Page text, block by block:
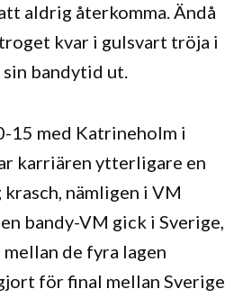
aldrig återkomma. Ändå
kvar i gulsvart tröja i
sin bandytid ut.
15 med Katrineholm i
karriären ytterligare en
nämligen i VM
bandy-VM gick i Sverige,
de fyra lagen
för final mellan Sverige